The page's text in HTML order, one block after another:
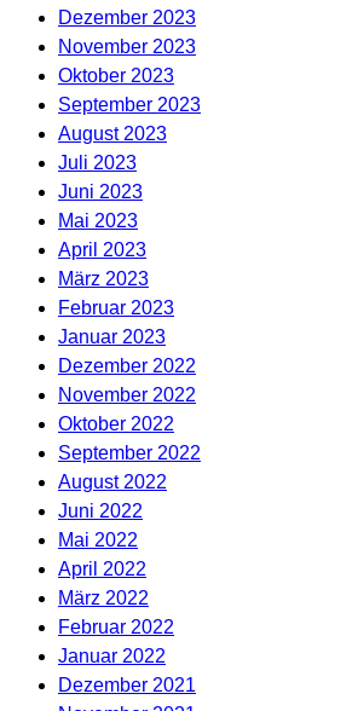
Dezember 2023
November 2023
Oktober 2023
September 2023
August 2023
Juli 2023
Juni 2023
Mai 2023
April 2023
März 2023
Februar 2023
Januar 2023
Dezember 2022
November 2022
Oktober 2022
September 2022
August 2022
Juni 2022
Mai 2022
April 2022
März 2022
Februar 2022
Januar 2022
Dezember 2021